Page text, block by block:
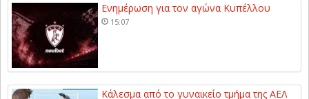
Ενημέρωση για τον αγώνα Κυπέλλου
15:07
Κάλεσμα από το γυναικείο τμήμα της ΑΕΛ